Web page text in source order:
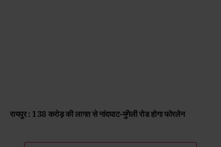
रायपुर : 138 करोड़ की लागत से नांदघाट-मुंगेली रोड होगा फोरलेन